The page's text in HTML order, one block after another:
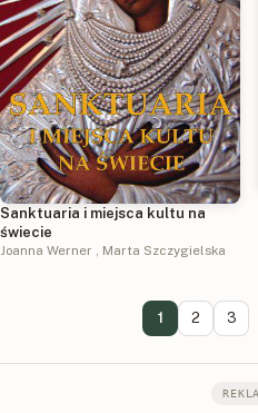
Sanktuaria i miejsca kultu na
świecie
Joanna Werner Marta Szczygielska
1 2 3